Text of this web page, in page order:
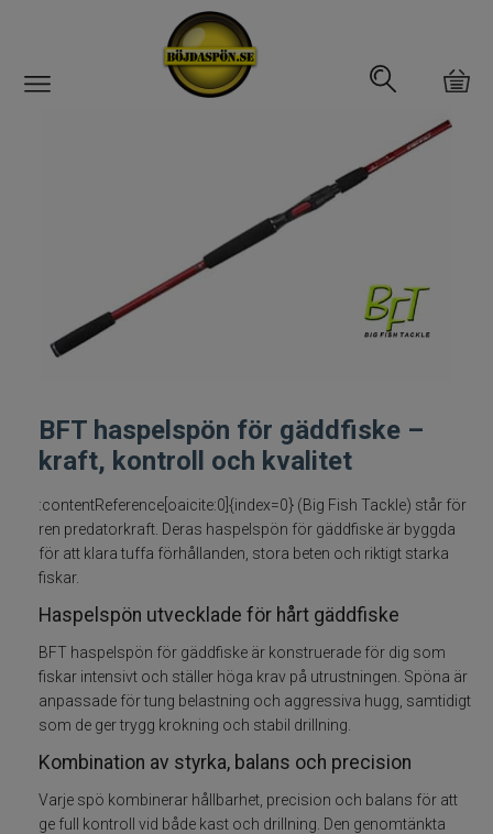
Spön
Spön till ädelfiske
Spön till flugfiske
Spön för gäddfiske
Spön till abborrfiske
Havsfiskespön
Haspelspön
Spinnspön
Teleskopspön
BFT haspelspön för gäddfiske –
kraft, kontroll och kvalitet
:contentReference[oaicite:0]{index=0} (Big Fish Tackle) står för
ren predatorkraft. Deras haspelspön för gäddfiske är byggda
för att klara tuffa förhållanden, stora beten och riktigt starka
fiskar.
Haspelspön utvecklade för hårt gäddfiske
BFT haspelspön för gäddfiske är konstruerade för dig som
fiskar intensivt och ställer höga krav på utrustningen. Spöna är
anpassade för tung belastning och aggressiva hugg, samtidigt
som de ger trygg krokning och stabil drillning.
Kombination av styrka, balans och precision
Varje spö kombinerar hållbarhet, precision och balans för att
ge full kontroll vid både kast och drillning. Den genomtänkta